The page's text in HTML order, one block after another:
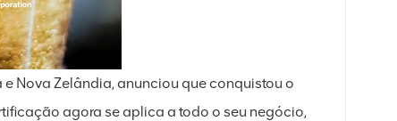
Nova Zelândia, anunciou que conquistou o
agora se aplica a todo o seu negócio,